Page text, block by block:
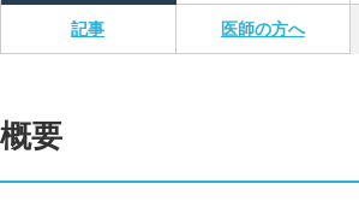
記事 医師の方へ
概要